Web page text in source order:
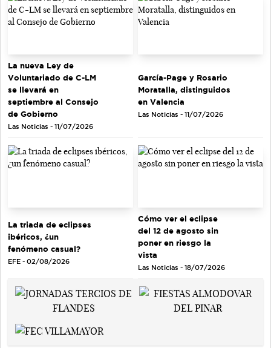
La nueva Ley de
Voluntariado de C-LM
se llevará en
septiembre al Consejo
de Gobierno
Las Noticias - 11/07/2026
García-Page y Rosario
Moratalla, distinguidos
en Valencia
Las Noticias - 11/07/2026
La triada de eclipses
ibéricos, ¿un
fenómeno casual?
EFE - 02/08/2026
Cómo ver el eclipse
del 12 de agosto sin
poner en riesgo la
vista
Las Noticias - 18/07/2026